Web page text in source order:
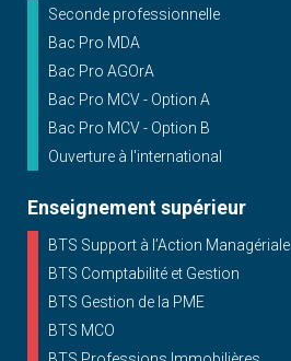
Seconde professionnelle
Bac Pro MDA
Bac Pro AGOrA
Bac Pro MCV - Option A
Bac Pro MCV - Option B
Ouverture à l'international
Enseignement supérieur
BTS Support à l’Action Managériale
BTS Comptabilité et Gestion
BTS Gestion de la PME
BTS MCO